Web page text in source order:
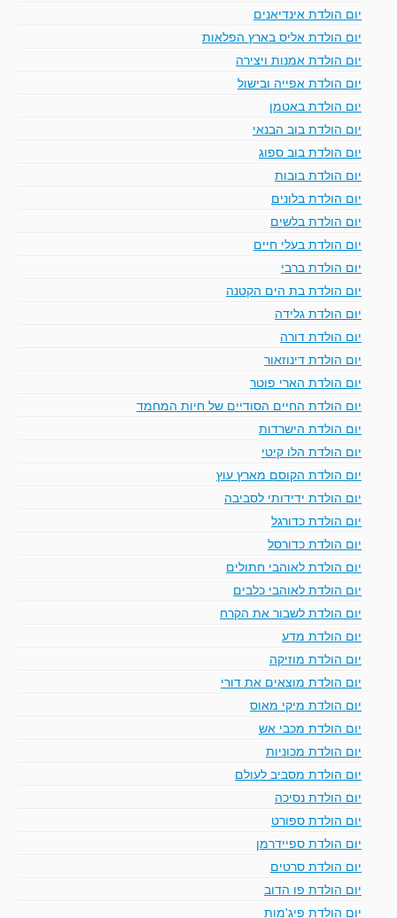
יום הולדת אינדיאנים
יום הולדת אליס בארץ הפלאות
יום הולדת אמנות ויצירה
יום הולדת אפייה ובישול
יום הולדת באטמן
יום הולדת בוב הבנאי
יום הולדת בוב ספוג
יום הולדת בובות
יום הולדת בלונים
יום הולדת בלשים
יום הולדת בעלי חיים
יום הולדת ברבי
יום הולדת בת הים הקטנה
יום הולדת גלידה
יום הולדת דורה
יום הולדת דינוזאור
יום הולדת הארי פוטר
יום הולדת החיים הסודיים של חיות המחמד
יום הולדת הישרדות
יום הולדת הלו קיטי
יום הולדת הקוסם מארץ עוץ
יום הולדת ידידותי לסביבה
יום הולדת כדורגל
יום הולדת כדורסל
יום הולדת לאוהבי חתולים
יום הולדת לאוהבי כלבים
יום הולדת לשבור את הקרח
יום הולדת מדע
יום הולדת מוזיקה
יום הולדת מוצאים את דורי
יום הולדת מיקי מאוס
יום הולדת מכבי אש
יום הולדת מכוניות
יום הולדת מסביב לעולם
יום הולדת נסיכה
יום הולדת ספורט
יום הולדת ספיידרמן
יום הולדת סרטים
יום הולדת פו הדוב
יום הולדת פיג'מות